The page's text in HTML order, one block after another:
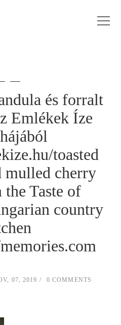
és forralt
Emlékek Íze
toasted
mulled cherry
Taste of
country
07, 2019 0 COMMENTS